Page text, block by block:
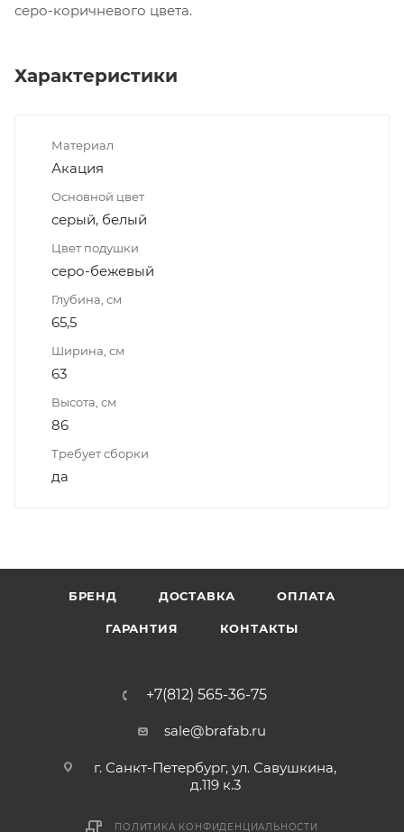
серо-коричневого цвета.
Характеристики
Материал
Акация
Основной цвет
серый, белый
Цвет подушки
серо-бежевый
Глубина, см
65,5
Ширина, см
63
Высота, см
86
Требует сборки
да
БРЕНД ДОСТАВКА ОПЛАТА
ГАРАНТИЯ КОНТАКТЫ
+7(812) 565-36-75
sale@brafab.ru
г. Санкт-Петербург, ул. Савушкина,
д.119 к.3
ПОЛИТИКА КОНФИДЕНЦИАЛЬНОСТИ